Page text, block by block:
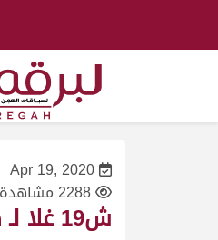
Apr 19, 2020
2288 مشاهدة
ش19 غلا لـ صبيح سالم الغيلاني (مهرجان سمو الأمير المفدى 24/4/2009) حقايق بكار عام 6:22:24